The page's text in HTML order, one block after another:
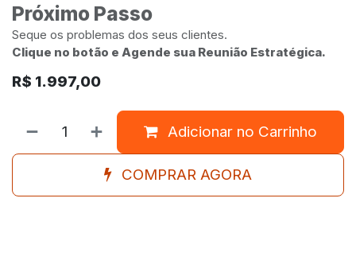
Próximo Passo
Seque os problemas dos seus clientes.
Clique no botão e Agende sua Reunião Estratégica.
R$ 1.997,00
Adicionar no Carrinho
COMPRAR AGORA